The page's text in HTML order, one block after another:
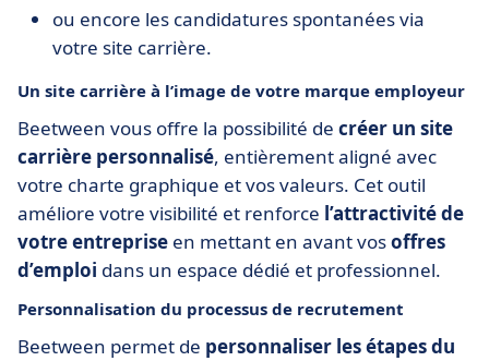
ou encore les candidatures spontanées via
votre site carrière.
Un site carrière à l’image de votre marque employeur
Beetween vous offre la possibilité de créer un site
carrière personnalisé, entièrement aligné avec
votre charte graphique et vos valeurs. Cet outil
améliore votre visibilité et renforce l’attractivité de
votre entreprise en mettant en avant vosoffres
d’emploi dans un espace dédié et professionnel.
Personnalisation du processus de recrutement
Beetween permet de personnaliser les étapes du